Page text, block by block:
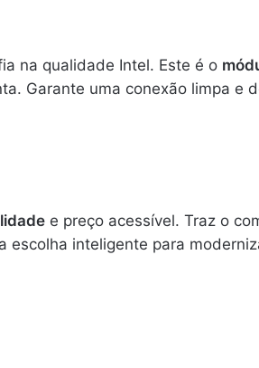
na qualidade Intel. Este é o
Garante uma conexão limpa e
e preço acessível. Traz o
escolha inteligente para